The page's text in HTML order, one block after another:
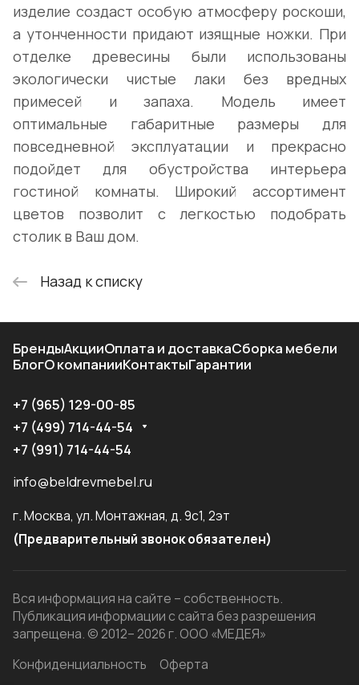
изделие создаст особую атмосферу роскоши,
а утонченности придают изящные ножки. При
отделке древесины были использованы
экологически чистые лаки без вредных
примесей и запаха. Модель имеет
оптимальные габаритные размеры для
повседневной эксплуатации и прекрасно
подойдет для обустройства интерьера
гостиной комнаты. Широкий ассортимент
цветов позволит с легкостью подобрать
столик в Ваш дом.
Назад к списку
БрендыАкцииОплата и доставкаСборка мебели
БлогО компанииКонтактыГарантии
+7 (965) 129-00-85
+7 (499) 714-44-54
+7 (991) 714-44-54
info@beldrevmebel.ru
г. Москва, ул. Монтажная, д. 9с1, 2эт
(Предварительный звонок обязателен)
Вся информация на сайте – собственность.
Публикация информации с сайта без разрешения
запрещена. © 2012– 2026 г. ООО «МЕДЕЯ»
Конфиденциальность
Оферта